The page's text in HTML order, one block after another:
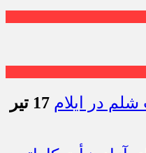
در ایلام
17 تیر